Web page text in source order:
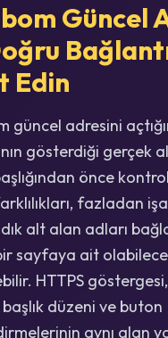
Güncel
Edin
güncel adresini
gösterdiği gerçek
önce
fazladan
alt alan adları
sayfaya ait
HTTPS
düzeni ve buton
aynı alan